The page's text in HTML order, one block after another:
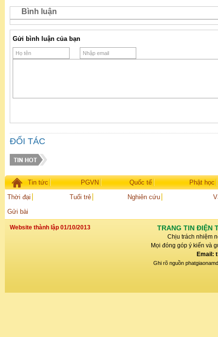
Bình luận
Gửi bình luận của bạn
ĐỐI TÁC
Tin tức PGVN Quốc tế
Phật học
Thời đại
Tuổi trẻ Nghiên cứu
Gửi bài
Website thành lập 01/10/2013 TRANG TIN ĐIỆN
Chịu trách nhiệm
Mọi đóng góp ý kiến và
Email:
Ghi rõ nguồn